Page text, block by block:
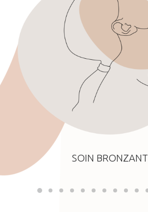
SOIN BRONZANT